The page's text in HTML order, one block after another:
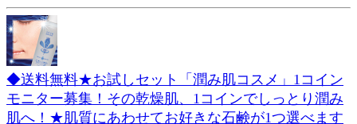
◆送料無料★お試しセット「潤み肌コスメ」1コイン
モニター募集！その乾燥肌、1コインでしっとり潤み
肌へ！★肌質にあわせてお好きな石鹸が1つ選べます